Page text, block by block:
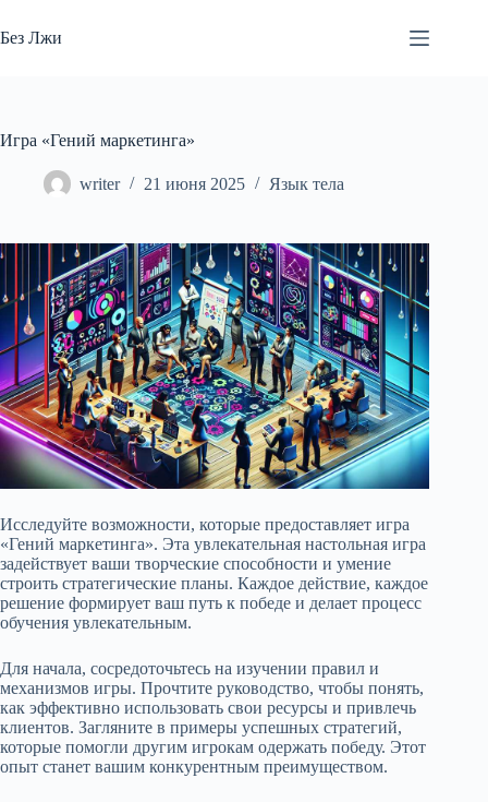
к
сути
Без Лжи
Игра «Гений маркетинга»
writer 21 июня 2025 Язык тела
Исследуйте возможности, которые предоставляет игра
«Гений маркетинга». Эта увлекательная настольная игра
задействует ваши творческие способности и умение
строить стратегические планы. Каждое действие, каждое
решение формирует ваш путь к победе и делает процесс
обучения увлекательным.
Для начала, сосредоточьтесь на изучении правил и
механизмов игры. Прочтите руководство, чтобы понять,
как эффективно использовать свои ресурсы и привлечь
клиентов. Загляните в примеры успешных стратегий,
которые помогли другим игрокам одержать победу. Этот
опыт станет вашим конкурентным преимуществом.